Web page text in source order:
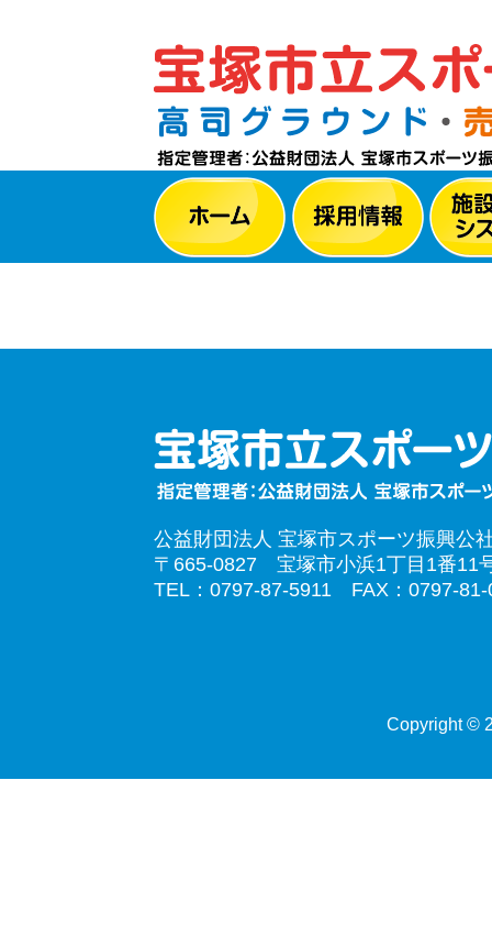
公益財団法人 宝塚市スポーツ振興公
〒665-0827 宝塚市小浜1丁目1番11
TEL：0797-87-5911 FAX：0797-81-
Copyright ©